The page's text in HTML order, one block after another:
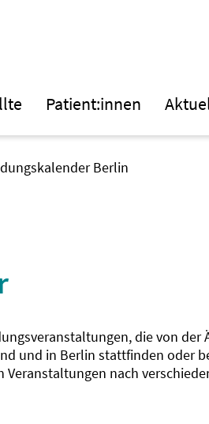
Patient:innen
Berlin
die von der
und in Berlin stattfinden oder
nach